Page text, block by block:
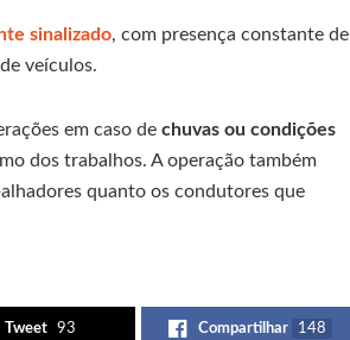
sinalizado, com presença constante de
veículos.
em caso de chuvas ou condições
dos trabalhos. A operação também
quanto os condutores que
Tweet 93 Compartilhar 148